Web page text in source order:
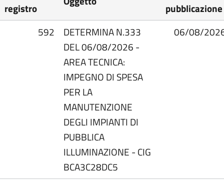
registro
pubblicazione
592
DETERMINA N.333
DEL 06/08/2026 -
AREA TECNICA:
IMPEGNO DI SPESA
PER LA
MANUTENZIONE
DEGLI IMPIANTI DI
PUBBLICA
ILLUMINAZIONE - CIG
BCA3C28DC5
06/08/